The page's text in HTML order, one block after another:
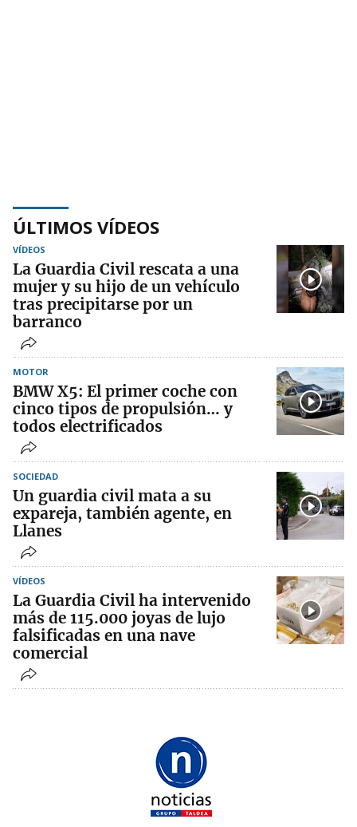
ÚLTIMOS VÍDEOS
VÍDEOS
La Guardia Civil rescata a una
mujer y su hijo de un vehículo
tras precipitarse por un
barranco
MOTOR
BMW X5: El primer coche con
cinco tipos de propulsión… y
todos electrificados
SOCIEDAD
Un guardia civil mata a su
expareja, también agente, en
Llanes
VÍDEOS
La Guardia Civil ha intervenido
más de 115.000 joyas de lujo
falsificadas en una nave
comercial